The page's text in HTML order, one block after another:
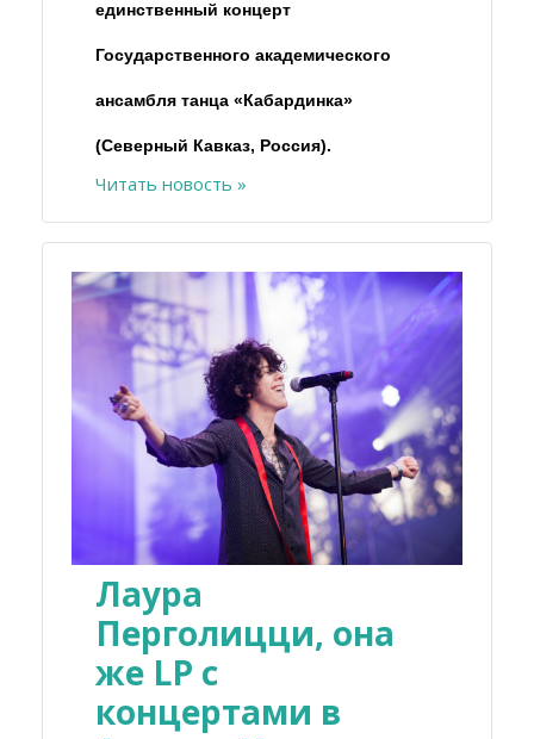
единственный концерт
Государственного академического
ансамбля танца «Кабардинка»
(Северный Кавказ, Россия).
Читать новость »
Лаура
Перголицци, она
же LP с
концертами в